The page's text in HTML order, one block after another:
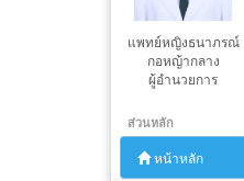
แพทย์หญิงธนาภรณ์
กอหญ้ากลาง
ผู้อำนวยการ
ส่วนหลัก
หน้าหลัก